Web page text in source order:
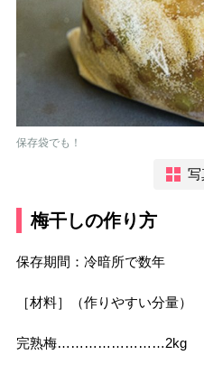
保存袋でも！
写
梅干しの作り方
保存期間：冷暗所で数年
［材料］（作りやすい分量）
完熟梅……………………2kg